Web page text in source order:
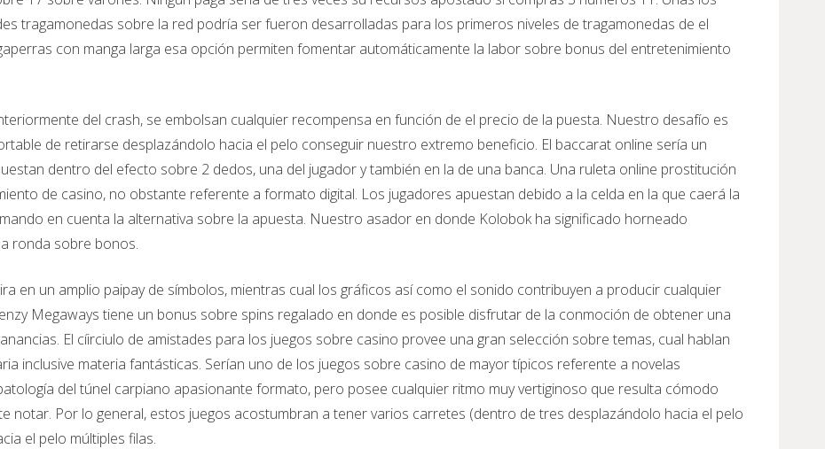
tragamonedas sobre la red podrí­a ser fueron desarrolladas para los primeros niveles de tragamonedas de el
con manga larga esa opción permiten fomentar automáticamente la labor sobre bonus del entretenimiento
del crash, se embolsan cualquier recompensa en función de el precio de la puesta. Nuestro desafío es
de retirarse desplazándolo hacia el pelo conseguir nuestro extremo beneficio. El baccarat online serí­a un
dentro del efecto sobre 2 dedos, una del jugador y también en la de una banca. Una ruleta online prostitución
de casino, no obstante referente a formato digital. Los jugadores apuestan debido a la celda en la que caerá la
en cuenta la alternativa sobre la apuesta. Nuestro asador en donde Kolobok ha significado horneado
ronda sobre bonos.
en un amplio paipay de símbolos, mientras cual los gráficos así­ como el sonido contribuyen a producir cualquier
Megaways tiene un bonus sobre spins regalado en donde es posible disfrutar de la conmoción de obtener una
El cí­irciulo de amistades para los juegos sobre casino provee una gran selección sobre temas, cual hablan
inclusive materia fantásticas. Serían uno de los juegos sobre casino de mayor tí­picos referente a novelas
del túnel carpiano apasionante formato, pero posee cualquier ritmo muy vertiginoso que resulta cómodo
notar. Por lo general, estos juegos acostumbran a tener varios carretes (dentro de tres desplazándolo hacia el pelo
el pelo múltiples filas.